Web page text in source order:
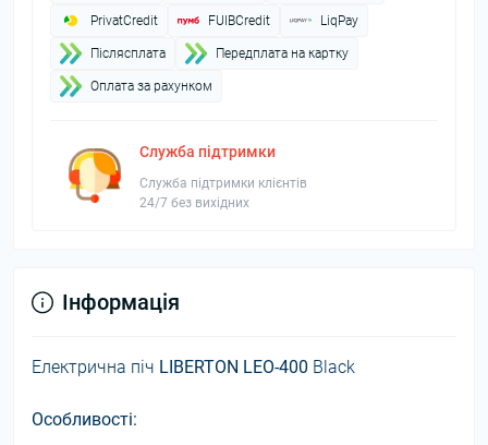
PrivatCredit FUIBCredit LiqPay
Пiслясплата Передплата на картку
Оплата за рахунком
Служба підтримки
Служба підтримки клієнтів
24/7 без вихідних
Інформація
Електрична піч LIBERTON LEO-400 Black
Особливості: